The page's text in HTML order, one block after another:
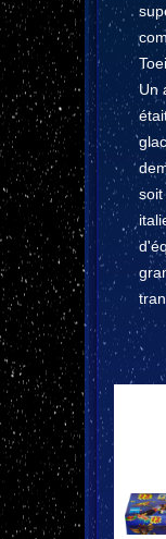
Un